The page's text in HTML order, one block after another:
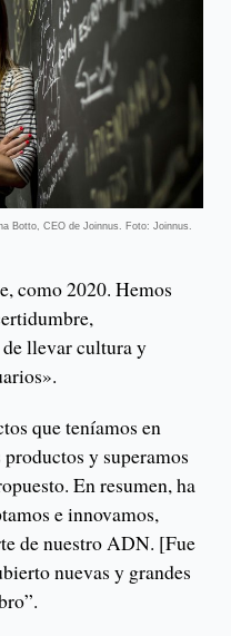
Botto, CEO de Joinnus. Foto: Joinnus.
como 2020. Hemos
de llevar cultura y
que teníamos en
y superamos
En resumen, ha
e innovamos,
de nuestro ADN. [Fue
nuevas y grandes